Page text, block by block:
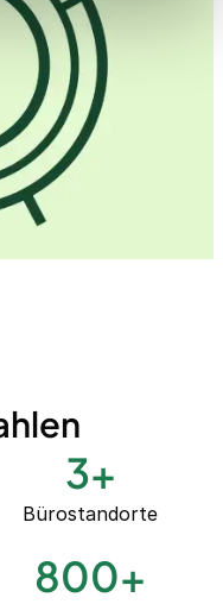
3+
Bürostandorte
800+